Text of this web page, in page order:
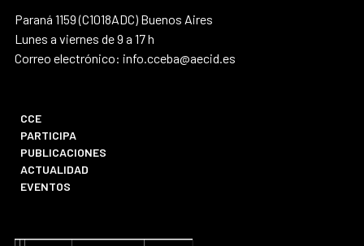
Paraná 1159 (C1018ADC) Buenos Aires
Lunes a viernes de 9 a 17 h
Correo electrónico: info.cceba@aecid.es
CCE
PARTICIPA
PUBLICACIONES
ACTUALIDAD
EVENTOS